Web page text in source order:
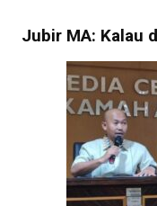
Jubir MA: Kalau